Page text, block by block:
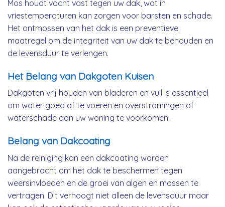
Mos houdt vocht vast tegen uw dak, wat in
vriestemperaturen kan zorgen voor barsten en schade.
Het ontmossen van het dak is een preventieve
maatregel om de integriteit van uw dak te behouden en
de levensduur te verlengen.
Het Belang van Dakgoten Kuisen
Dakgoten vrij houden van bladeren en vuil is essentieel
om water goed af te voeren en overstromingen of
waterschade aan uw woning te voorkomen.
Belang van Dakcoating
Na de reiniging kan een dakcoating worden
aangebracht om het dak te beschermen tegen
weersinvloeden en de groei van algen en mossen te
vertragen. Dit verhoogt niet alleen de levensduur maar